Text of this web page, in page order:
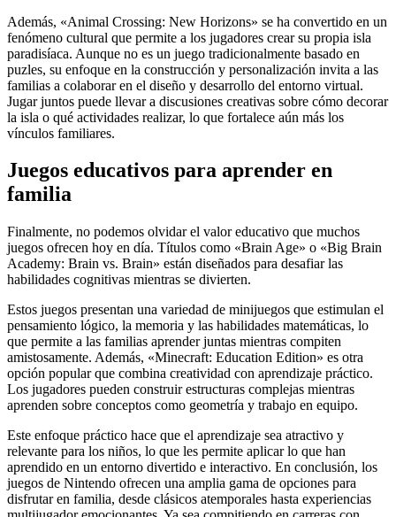
Además, «Animal Crossing: New Horizons» se ha convertido en un
fenómeno cultural que permite a los jugadores crear su propia isla
paradisíaca. Aunque no es un juego tradicionalmente basado en
puzles, su enfoque en la construcción y personalización invita a las
familias a colaborar en el diseño y desarrollo del entorno virtual.
Jugar juntos puede llevar a discusiones creativas sobre cómo decorar
la isla o qué actividades realizar, lo que fortalece aún más los
vínculos familiares.
Juegos educativos para aprender en
familia
Finalmente, no podemos olvidar el valor educativo que muchos
juegos ofrecen hoy en día. Títulos como «Brain Age» o «Big Brain
Academy: Brain vs. Brain» están diseñados para desafiar las
habilidades cognitivas mientras se divierten.
Estos juegos presentan una variedad de minijuegos que estimulan el
pensamiento lógico, la memoria y las habilidades matemáticas, lo
que permite a las familias aprender juntas mientras compiten
amistosamente. Además, «Minecraft: Education Edition» es otra
opción popular que combina creatividad con aprendizaje práctico.
Los jugadores pueden construir estructuras complejas mientras
aprenden sobre conceptos como geometría y trabajo en equipo.
Este enfoque práctico hace que el aprendizaje sea atractivo y
relevante para los niños, lo que les permite aplicar lo que han
aprendido en un entorno divertido e interactivo. En conclusión, los
juegos de Nintendo ofrecen una amplia gama de opciones para
disfrutar en familia, desde clásicos atemporales hasta experiencias